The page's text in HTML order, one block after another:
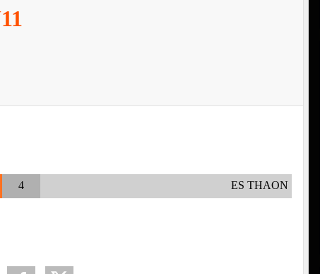
4 ES THAON